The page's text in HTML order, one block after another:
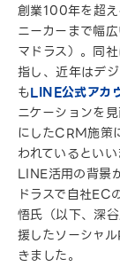
創業100年を超え
ニーカーまで幅
マドラス）。同
指し、近年はデ
もLINE公式アカ
ニケーションを
にしたCRM施策
われているといい
LINE活用の背景
ドラスで自社EC
悟氏（以下、深
援したソーシャ
きました。